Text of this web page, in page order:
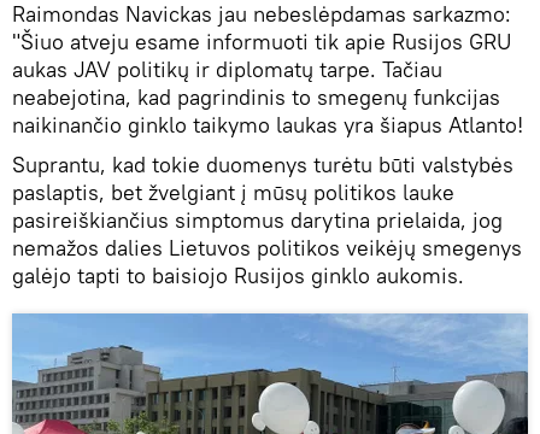
Raimondas Navickas jau nebeslėpdamas sarkazmo:
"Šiuo atveju esame informuoti tik apie Rusijos GRU
aukas JAV politikų ir diplomatų tarpe. Tačiau
neabejotina, kad pagrindinis to smegenų funkcijas
naikinančio ginklo taikymo laukas yra šiapus Atlanto!
Suprantu, kad tokie duomenys turėtu būti valstybės
paslaptis, bet žvelgiant į mūsų politikos lauke
pasireiškiančius simptomus darytina prielaida, jog
nemažos dalies Lietuvos politikos veikėjų smegenys
galėjo tapti to baisiojo Rusijos ginklo aukomis.